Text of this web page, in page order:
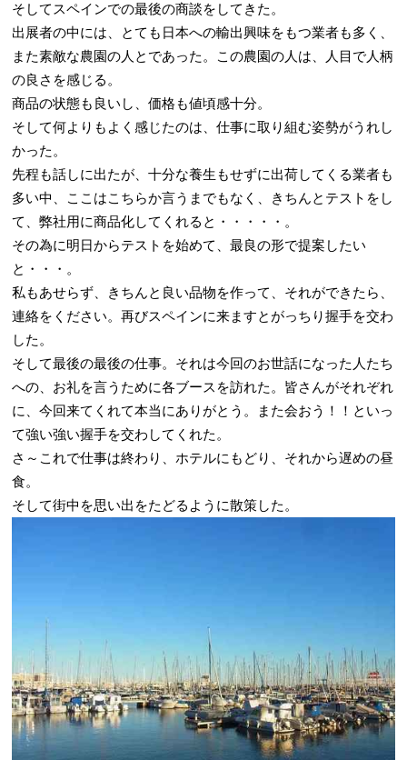
そしてスペインでの最後の商談をしてきた。
出展者の中には、とても日本への輸出興味をもつ業者も多く、
また素敵な農園の人とであった。この農園の人は、人目で人柄
の良さを感じる。
商品の状態も良いし、価格も値頃感十分。
そして何よりもよく感じたのは、仕事に取り組む姿勢がうれし
かった。
先程も話しに出たが、十分な養生もせずに出荷してくる業者も
多い中、ここはこちらか言うまでもなく、きちんとテストをし
て、弊社用に商品化してくれると・・・・・。
その為に明日からテストを始めて、最良の形で提案したい
と・・・。
私もあせらず、きちんと良い品物を作って、それができたら、
連絡をください。再びスペインに来ますとがっちり握手を交わ
した。
そして最後の最後の仕事。それは今回のお世話になった人たち
への、お礼を言うために各ブースを訪れた。皆さんがそれぞれ
に、今回来てくれて本当にありがとう。また会おう！！といっ
て強い強い握手を交わしてくれた。
さ～これで仕事は終わり、ホテルにもどり、それから遅めの昼
食。
そして街中を思い出をたどるように散策した。